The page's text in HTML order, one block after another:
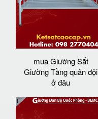
mua Giường Sắt
Giường Tầng quân đội
ở đâu